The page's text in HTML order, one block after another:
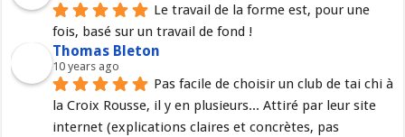
Le travail de la forme est, pour une
fois, basé sur un travail de fond !
Thomas Bleton
10 years ago
Pas facile de choisir un club de tai chi à
la Croix Rousse, il y en plusieurs... Attiré par leur site
internet (explications claires et concrètes, pas